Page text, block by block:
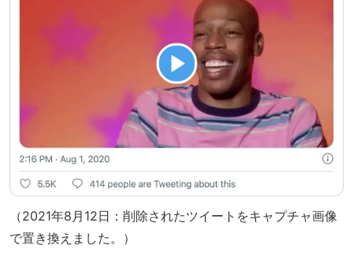
（2021年8月12日：削除されたツイートをキャプチャ画像
で置き換えました。）